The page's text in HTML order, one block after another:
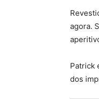
agora.
Patrick
dos